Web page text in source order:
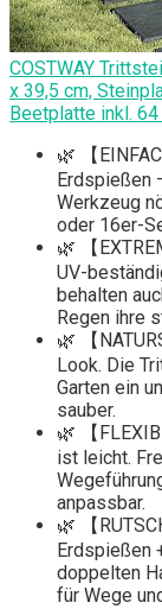
COSTWAY
x 39,5 cm,
Beetplatte inkl.
🌿 【
Erdspießen
Werkzeug
oder 16er-
🌿 【
UV-
behalten
Regen ihre
🌿 【
Look. Die
Garten ein
sauber.
🌿 【
ist leicht.
anpassbar.
🌿 【
Erdspießen
doppelten
für Wege